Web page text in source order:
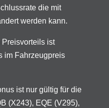
die mit
werden kann.
ist
im Fahrzeugpreis
ist nur gültig für die
(X243), EQE (V295),